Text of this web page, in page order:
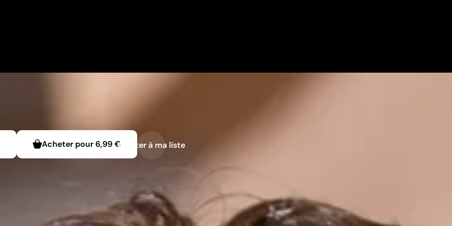
Acheter pour6,99 €Ajouter à ma liste